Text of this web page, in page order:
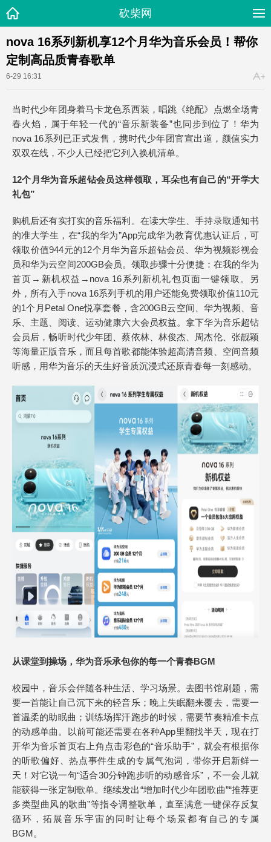
砍柴网
nova 16系列新机享12个月华为音乐会员！帮你
定制高品质青春歌单
6-29 16:31
当时代少年团身着马卡龙色系西装，唱跳《绝配》点燃全场青
春火焰，属于年轻一代的“音乐新装备”也同步到位了！华为
nova 16系列已正式发售，携时代少年团官宣出道，颜值实力
双双在线，不少人已经把它列入换机清单。
12个月华为音乐超钻会员这样领取，耳朵也有自己的“开学大
礼包”
购机后还有实打实的音乐福利。在读大学生、手持录取通知书
的准大学生，在“我的华为”App完成华为教育优惠认证后，可
领取价值944元的12个月华为音乐超钻会员、华为视频影视会
员和华为云空间200GB会员。领取步骤十分便捷：在我的华为
首页→新机权益→nova 16系列新机礼包页面一键领取。另
外，所有入手nova 16系列手机的用户还能免费领取价值110元
的1个月Petal One悦享套餐，含200GB云空间、华为视频、音
乐、主题、阅读、运动健康六大会员权益。拿下华为音乐超钻
会员后，畅听时代少年团、蔡依林、林俊杰、周杰伦、张靓颖
等海量正版音乐，而且每首歌都能体验超高清音频、空间音频
听感，用华为音乐的天生好音质沉浸式还原青春每一刻感动。
从课堂到操场，华为音乐承包你的每一个青春BGM
校园中，音乐会伴随各种生活、学习场景。去图书馆刷题，需
要一首能让自己沉下来的轻音乐；晚上失眠翻来覆去，需要一
首温柔的助眠曲；训练场挥汗跑步的时候，需要节奏精准卡点
的动感单曲。以前可能还需要在各种App里翻找半天，现在打
开华为音乐首页右上角点击彩色的“音乐助手”，就会有根据你
的听歌偏好、热点事件生成的专属气泡词，带你开启新鲜一
天！对它说一句“适合30分钟跑步听的动感音乐”，不一会儿就
能获得一张定制歌单。继续发出“增加时代少年团歌曲”“推荐更
多类型曲风的歌曲”等指令调整歌单，直至满意一键保存反复
循环，拓展音乐宇宙的同时让每个场景都有自己的专属
BGM。